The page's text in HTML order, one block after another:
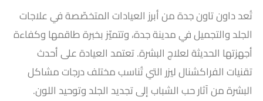
تُعد داون تاون جدة من أبرز العيادات المتخصّصة في علاجات
الجلد والتجميل في مدينة جدة، وتتميّز بخبرة طاقمها وكفاءة
أجهزتها الحديثة لعلاج البشرة. تعتمد العيادة على أحدث
تقنيات الفراكشنال ليزر التي تُناسب مختلف درجات مشاكل
البشرة من آثار حب الشباب إلى تجديد الجلد وتوحيد اللون.